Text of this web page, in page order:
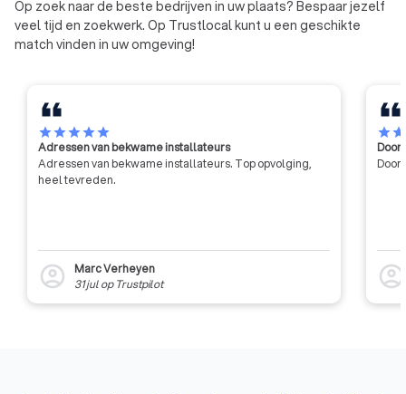
Op zoek naar de beste bedrijven in uw plaats? Bespaar jezelf
veel tijd en zoekwerk. Op Trustlocal kunt u een geschikte
match vinden in uw omgeving!
starstarstarstarstar
Adressen van bekwame installateurs
Adressen van bekwame installateurs. Top opvolging,
heel tevreden.
account_circle
Marc Verheyen
31 julop Trustpilot
starstar
Door
Door
account_circle